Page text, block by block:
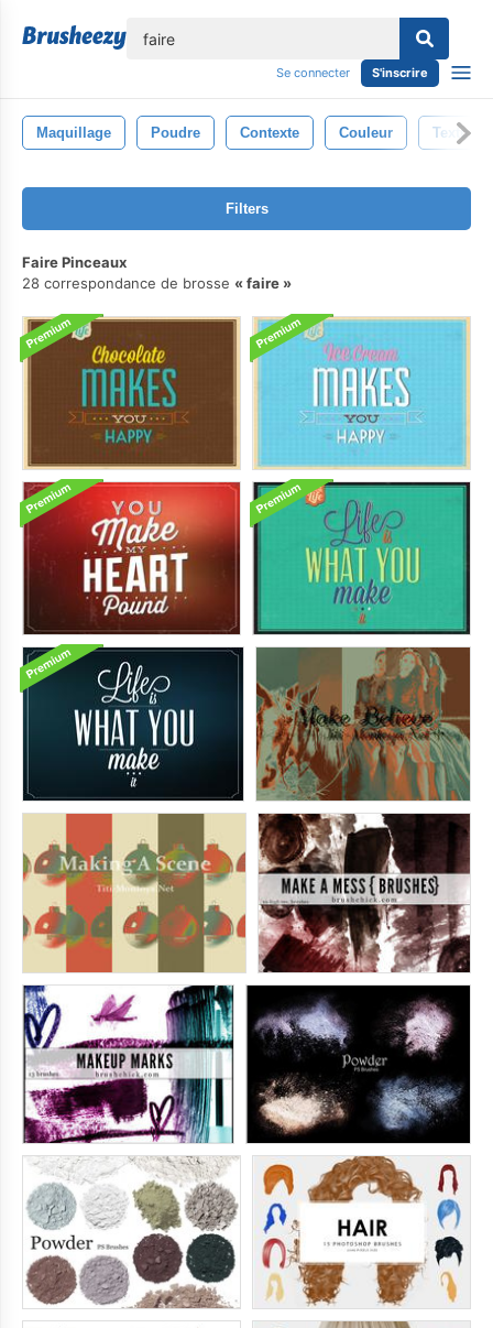
Se connecter S'inscrire
Maquillage Poudre Contexte Couleur Texture
Filters
Faire Pinceaux
28 correspondance de brosse
faire